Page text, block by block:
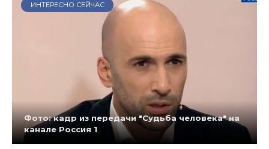
ИНТЕРЕСНО СЕЙЧАС
Фото: кадр из передачи "Судьба человека" на
канале Россия 1